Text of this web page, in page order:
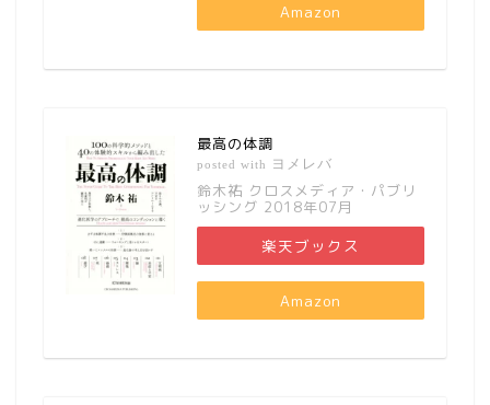
Amazon
最高の体調
posted with ヨメレバ
鈴木祐 クロスメディア・パブリ
ッシング 2018年07月
楽天ブックス
Amazon